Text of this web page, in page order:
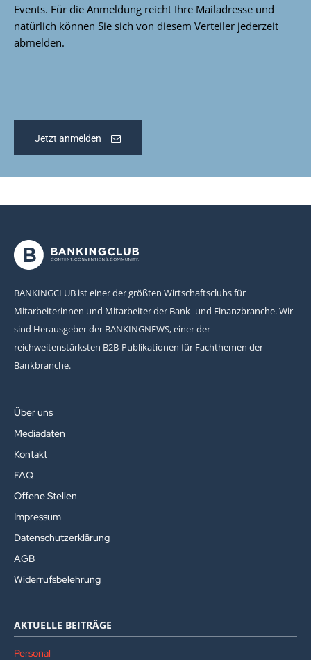
Events. Für die Anmeldung reicht Ihre Mailadresse und
natürlich können Sie sich von diesem Verteiler jederzeit
abmelden.
Jetzt anmelden
BANKINGCLUB ist einer der größten Wirtschaftsclubs für
Mitarbeiterinnen und Mitarbeiter der Bank- und Finanzbranche. Wir
sind Herausgeber der BANKINGNEWS, einer der
reichweitenstärksten B2B-Publikationen für Fachthemen der
Bankbranche.
Über uns
Mediadaten
Kontakt
FAQ
Offene Stellen
Impressum
Datenschutzerklärung
AGB
Widerrufsbelehrung
AKTUELLE BEITRÄGE
Personal